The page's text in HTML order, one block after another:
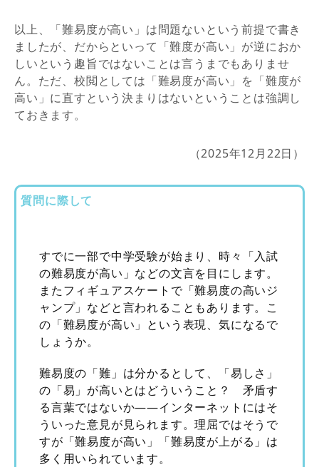
以上、「難易度が高い」は問題ないという前提で書き
ましたが、だからといって「難度が高い」が逆におか
しいという趣旨ではないことは言うまでもありませ
ん。ただ、校閲としては「難易度が高い」を「難度が
高い」に直すという決まりはないということは強調し
ておきます。
（2025年12月22日）
質問に際して
すでに一部で中学受験が始まり、時々「入試
の難易度が高い」などの文言を目にします。
またフィギュアスケートで「難易度の高いジ
ャンプ」などと言われることもあります。こ
の「難易度が高い」という表現、気になるで
しょうか。
難易度の「難」は分かるとして、「易しさ」
の「易」が高いとはどういうこと？ 矛盾す
る言葉ではないか――インターネットにはそ
ういった意見が見られます。理屈ではそうで
すが「難易度が高い」「難易度が上がる」は
多く用いられています。